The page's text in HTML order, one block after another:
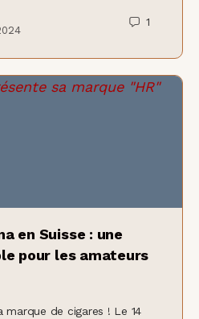
1
en Suisse : une
pour les amateurs
marque de cigares ! Le 14